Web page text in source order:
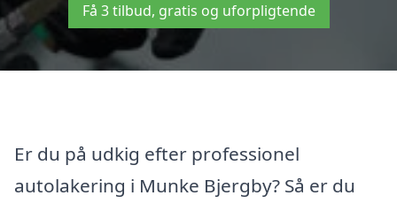
Få 3 tilbud, gratis og uforpligtende
Er du på udkig efter professionel
autolakering i Munke Bjergby? Så er du